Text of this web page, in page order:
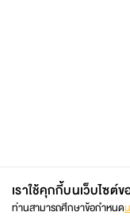
ติดต่
เราใช้คุกกี้บนเว็บไซต์ข
ท่านสามารถศึกษาข้อกำหนด